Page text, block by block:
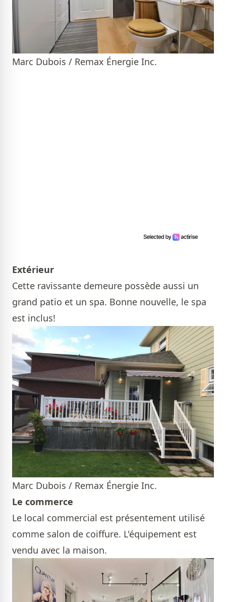
Marc Dubois / Remax Énergie Inc.
Extérieur
Cette ravissante demeure possède aussi un
grand patio et un spa. Bonne nouvelle, le spa
est inclus!
Marc Dubois / Remax Énergie Inc.
Le commerce
Le local commercial est présentement utilisé
comme salon de coiffure. L'équipement est
vendu avec la maison.